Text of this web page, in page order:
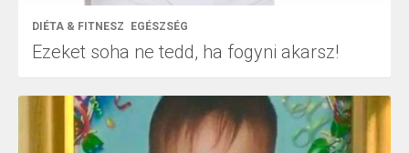
DIÉTA & FITNESZ EGÉSZSÉG
Ezeket soha ne tedd, ha fogyni akarsz!